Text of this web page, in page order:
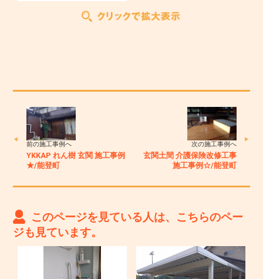
前の施工事例へ
YKKAP れん樹 玄関 施工事例
★/能登町
次の施工事例へ
玄関土間 介護保険改修工事
施工事例☆/能登町
このページを見ている人は、こちらのペー
ジも見ています。